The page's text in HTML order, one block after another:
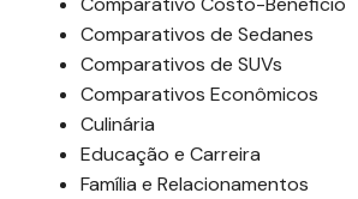
Comparativos de Sedanes
Comparativos de SUVs
Comparativos Econômicos
Culinária
Educação e Carreira
Família e Relacionamentos